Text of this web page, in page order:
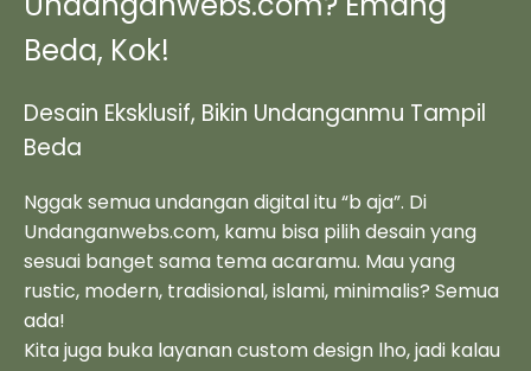
Beda, Kok!
Desain Eksklusif, Bikin Undanganmu Tampil
Beda
Nggak semua undangan digital itu “b aja”. Di
Undanganwebs.com, kamu bisa pilih desain yang
sesuai banget sama tema acaramu. Mau yang
rustic, modern, tradisional, islami, minimalis? Semua
ada!
Kita juga buka layanan custom design lho, jadi kalau